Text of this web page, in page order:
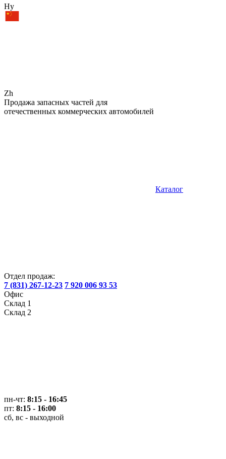
Hy
Zh
Продажа запасных частей для
отечественных коммерческих автомобилей
Каталог
Отдел продаж:
7 (831) 267-12-23 7 920 006 93 53
Офис
Склад 1
Склад 2
пн-чт: 8:15 - 16:45
пт: 8:15 - 16:00
сб, вс - выходной